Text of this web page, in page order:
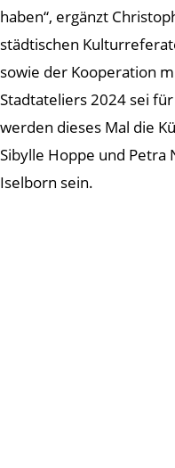
haben“, ergänzt
städtischen
sowie der Kooperation
Stadtateliers 2024 sei
werden dieses Mal die
Sibylle Hoppe und Petra
Iselborn sein.